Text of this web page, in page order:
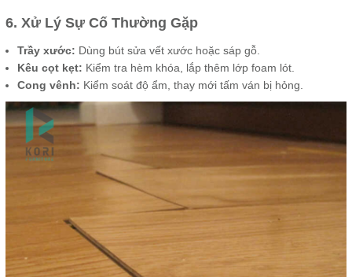
6. Xử Lý Sự Cố Thường Gặp
Trầy xước: Dùng bút sửa vết xước hoặc sáp gỗ.
Kêu cọt kẹt: Kiểm tra hèm khóa, lắp thêm lớp foam lót.
Cong vênh: Kiểm soát độ ẩm, thay mới tấm ván bị hỏng.